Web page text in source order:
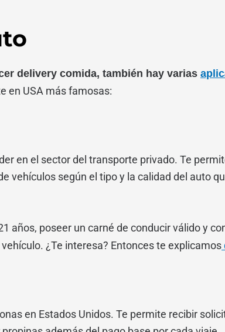
delivery comida, también hay varias
en USA más famosas:
en el sector del transporte privado. Te
vehículos según el tipo y la calidad del auto
años, poseer un carné de conducir válido y
¿Te interesa? Entonces te explicamos
en Estados Unidos. Te permite recibir